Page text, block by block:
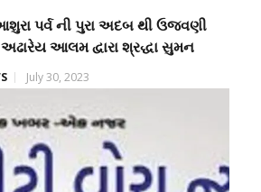
પર્વ ની પુરા અદબ થી ઉજવણી
અઢારેય આલમ દ્વારા શ્રદ્ધા સુમન
July 30, 2023